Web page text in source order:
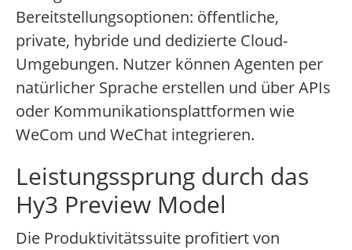
Bereitstellungsoptionen: öffentliche,
private, hybride und dedizierte Cloud-
Umgebungen. Nutzer können Agenten per
natürlicher Sprache erstellen und über APIs
oder Kommunikationsplattformen wie
WeCom und WeChat integrieren.
Leistungssprung durch das
Hy3 Preview Model
Die Produktivitätssuite profitiert von